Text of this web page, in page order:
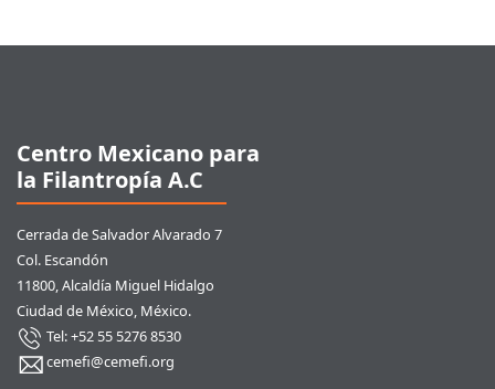
Centro Mexicano para
la Filantropía A.C
Cerrada de Salvador Alvarado 7
Col. Escandón
11800, Alcaldía Miguel Hidalgo
Ciudad de México, México.
Tel: +52 55 5276 8530
cemefi@cemefi.org